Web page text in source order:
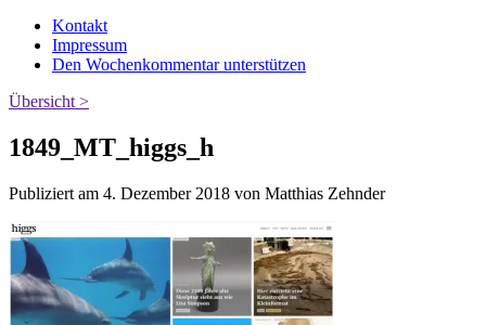
Kontakt
Impressum
Den Wochenkommentar unterstützen
Übersicht >
1849_MT_higgs_h
Publiziert am 4. Dezember 2018 von Matthias Zehnder